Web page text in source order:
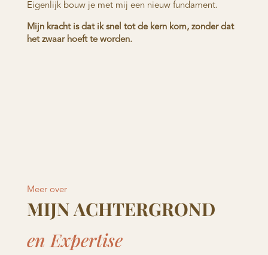
Eigenlijk bouw je met mij een nieuw fundament.
Mijn kracht is dat ik snel tot de kern kom, zonder dat
het zwaar hoeft te worden.
Meer over
MIJN ACHTERGROND
en Expertise